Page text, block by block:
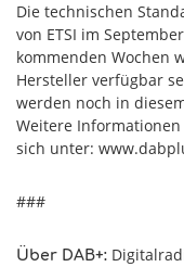
Die technischen
von ETSI im
kommenden Wochen
Hersteller verfügbar
werden noch in
Weitere
sich unter:
###
Über DAB+: